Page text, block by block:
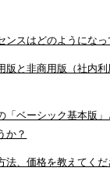
ンスはどのようにな
版と非商用版（社内
「ベーシック基本版」
か？
法、価格を教えてくだ